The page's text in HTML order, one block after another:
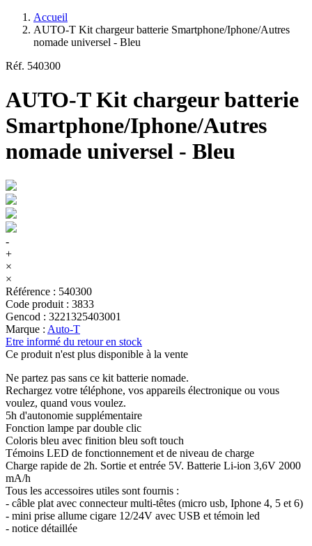
Accueil
AUTO-T Kit chargeur batterie Smartphone/Iphone/Autres
nomade universel - Bleu
Réf. 540300
AUTO-T Kit chargeur batterie
Smartphone/Iphone/Autres
nomade universel - Bleu
-
+
×
×
Référence : 540300
Code produit : 3833
Gencod : 3221325403001
Marque : Auto-T
Etre informé du retour en stock
Ce produit n'est plus disponible à la vente
Ne partez pas sans ce kit batterie nomade.
Rechargez votre téléphone, vos appareils électronique ou vous
voulez, quand vous voulez.
5h d'autonomie supplémentaire
Fonction lampe par double clic
Coloris bleu avec finition bleu soft touch
Témoins LED de fonctionnement et de niveau de charge
Charge rapide de 2h. Sortie et entrée 5V. Batterie Li-ion 3,6V 2000
mA/h
Tous les accessoires utiles sont fournis :
- câble plat avec connecteur multi-têtes (micro usb, Iphone 4, 5 et 6)
- mini prise allume cigare 12/24V avec USB et témoin led
- notice détaillée